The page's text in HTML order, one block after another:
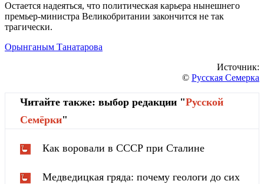
Остается надеяться, что политическая карьера нынешнего
премьер-министра Великобритании закончится не так
трагически.
Орынганым Танатарова
Источник:
© Русская Семерка
Читайте также: выбор редакции "Русской
Cемёрки"
Как воровали в СССР при Сталине
Медведицкая гряда: почему геологи до сих